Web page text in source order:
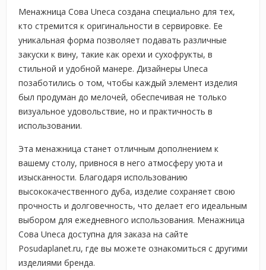
Менажница Сова Uneca создана специально для тех,
кто стремится к оригинальности в сервировке. Ее
уникальная форма позволяет подавать различные
закуски к вину, такие как орехи и сухофрукты, в
стильной и удобной манере. Дизайнеры Uneca
позаботились о том, чтобы каждый элемент изделия
был продуман до мелочей, обеспечивая не только
визуальное удовольствие, но и практичность в
использовании.
Эта менажница станет отличным дополнением к
вашему столу, привнося в него атмосферу уюта и
изысканности. Благодаря использованию
высококачественного дуба, изделие сохраняет свою
прочность и долговечность, что делает его идеальным
выбором для ежедневного использования. Менажница
Сова Uneca доступна для заказа на сайте
Posudaplanet.ru, где вы можете ознакомиться с другими
изделиями бренда.